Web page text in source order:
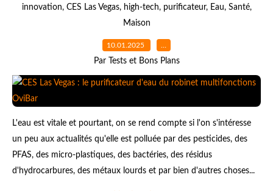
innovation, CES Las Vegas, high-tech, purificateur, Eau, Santé,
Maison
10.01.2025 …
Par Tests et Bons Plans
L'eau est vitale et pourtant, on se rend compte si l'on s'intéresse
un peu aux actualités qu'elle est polluée par des pesticides, des
PFAS, des micro-plastiques, des bactéries, des résidus
d'hydrocarbures, des métaux lourds et par bien d'autres choses...